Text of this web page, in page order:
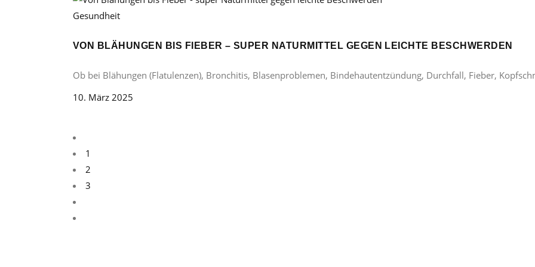
Gesundheit
VON BLÄHUNGEN BIS FIEBER – SUPER NATURMITTEL GEGEN LEICHTE BESCHWERDEN
Ob bei Blähungen (Flatulenzen), Bronchitis, Blasenproblemen, Bindehautentzündung, Durchfall, Fieber,
10. März 2025
1
2
3